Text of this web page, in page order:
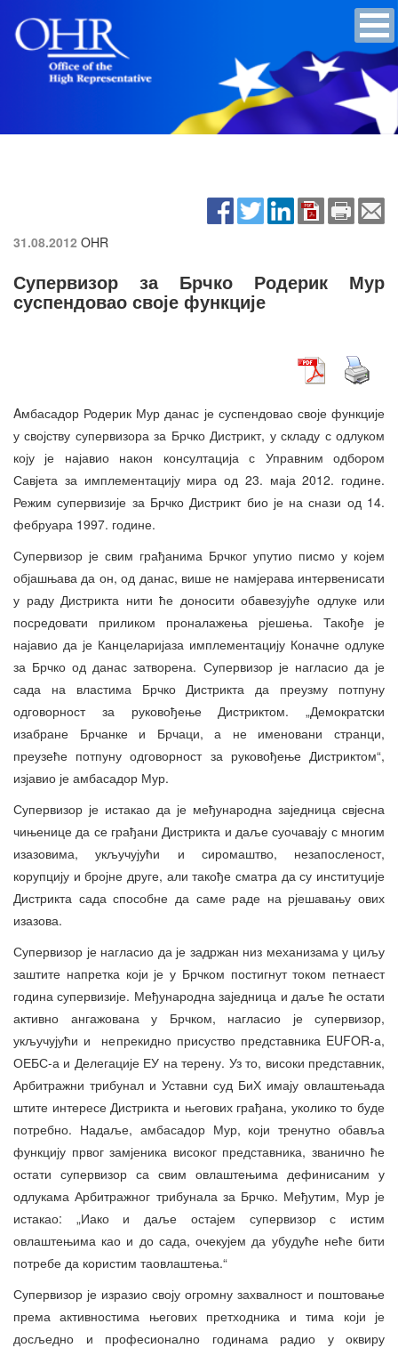
31.08.2012 OHR
Супервизор за Брчко Родерик Мур
суспендовао своје функције
Aмбасадор Родерик Мур данас је суспендовао своје функције
у својству супервизора за Брчко Дистрикт, у складу с одлуком
коју је најавио након консултација с Управним одбором
Савјета за имплементацију мира од 23. маја 2012. године.
Режим супервизије за Брчко Дистрикт био је на снази од 14.
фебруара 1997. године.
Супервизор је свим грађанима Брчког упутио писмо у којем
објашњава да он, од данас, више не намјерава интервенисати
у раду Дистрикта нити ће доносити обавезујуће одлуке или
посредовати приликом проналажења рјешења. Такође је
најавио да је Канцеларијаза имплементацију Коначне одлуке
за Брчко од данас затворена. Супервизор је нагласио да је
сада на властима Брчко Дистрикта да преузму потпуну
одговорност за руковођење Дистриктом. „Демократски
изабране Брчанке и Брчаци, а не именовани странци,
преузеће потпуну одговорност за руковођење Дистриктом“,
изјавио је амбасадор Мур.
Супервизор је истакао да је међународна заједница свјесна
чињенице да се грађани Дистрикта и даље суочавају с многим
изазовима, укључујући и сиромаштво, незапосленост,
корупцију и бројне друге, али такође сматра да су институције
Дистрикта сада способне да саме раде на рјешавању ових
изазова.
Супервизор је нагласио да је задржан низ механизама у циљу
заштите напретка који је у Брчком постигнут током петнаест
година супервизије. Међународна заједница и даље ће остати
активно ангажована у Брчком, нагласио је супервизор,
укључујући и непрекидно присуство представника EUFOR-а,
ОЕБС-а и Делегације ЕУ на терену. Уз то, високи представник,
Арбитражни трибунал и Уставни суд БиХ имају овлаштењада
штите интересе Дистрикта и његових грађана, уколико то буде
потребно. Надаље, амбасадор Мур, који тренутно обавља
функцију првог замјеника високог представника, званично ће
остати супервизор са свим овлаштењима дефинисаним у
одлукама Арбитражног трибунала за Брчко. Међутим, Мур је
истакао: „Иако и даље остајем супервизор с истим
овлаштењима као и до сада, очекујем да убудуће неће бити
потребе да користим таовлаштења.“
Супервизор је изразио своју огромну захвалност и поштовање
према активностима његових претходника и тима који је
досљедно и професионално годинама радио у оквиру